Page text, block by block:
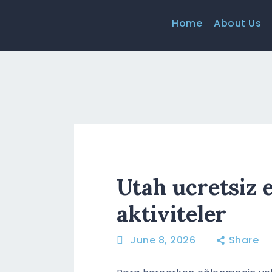
Home About Us
Utah ucretsiz
aktiviteler
June 8, 2026 Share